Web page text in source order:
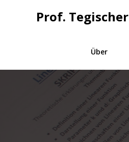
Prof. Tegischer
Über